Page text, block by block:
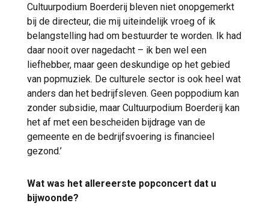
Cultuurpodium Boerderij bleven niet onopgemerkt
bij de directeur, die mij uiteindelijk vroeg of ik
belangstelling had om bestuurder te worden. Ik had
daar nooit over nagedacht – ik ben wel een
liefhebber, maar geen deskundige op het gebied
van popmuziek. De culturele sector is ook heel wat
anders dan het bedrijfsleven. Geen poppodium kan
zonder subsidie, maar Cultuurpodium Boerderij kan
het af met een bescheiden bijdrage van de
gemeente en de bedrijfsvoering is financieel
gezond.’
Wat was het allereerste popconcert dat u
bijwoonde?